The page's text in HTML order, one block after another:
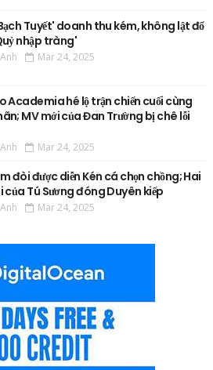
Tuyết' doanh thu kém, không lật đổ
nhập tràng'
Mar 24, 2025
Academia hé lộ trận chiến cuối cùng
MV mới của Đan Trường bị chê lỗi
Mar 24, 2025
đòi được diễn Kén cá chọn chồng; Hai
của Tú Sương đóng Duyên kiếp
Mar 24, 2025